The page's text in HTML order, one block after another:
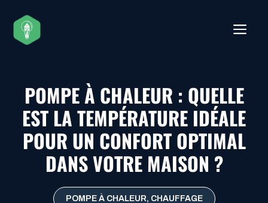
contenu
POMPE À CHALEUR : QUELLE
EST LA TEMPÉRATURE IDÉALE
POUR UN CONFORT OPTIMAL
DANS VOTRE MAISON ?
POMPE À CHALEUR, CHAUFFAGE